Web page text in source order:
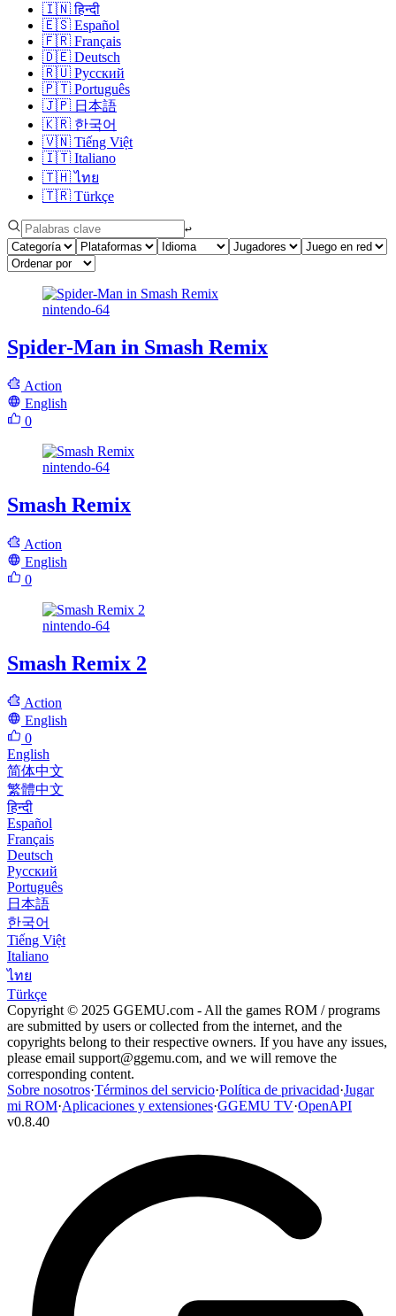
🇮🇳 हिन्दी
🇪🇸 Español
🇫🇷 Français
🇩🇪 Deutsch
🇷🇺 Русский
🇵🇹 Português
🇯🇵 日本語
🇰🇷 한국어
🇻🇳 Tiếng Việt
🇮🇹 Italiano
🇹🇭 ไทย
🇹🇷 Türkçe
↩︎
nintendo-64
Spider-Man in Smash Remix
Action
English
0
nintendo-64
Smash Remix
Action
English
0
nintendo-64
Smash Remix 2
Action
English
0
English
简体中文
繁體中文
हिन्दी
Español
Français
Deutsch
Русский
Português
日本語
한국어
Tiếng Việt
Italiano
ไทย
Türkçe
Copyright © 2025 GGEMU.com - All the games ROM / programs
are submitted by users or collected from the internet, and the
copyrights belong to their respective owners. If you have any issues,
please email support@ggemu.com, and we will remove the
corresponding content.
Sobre nosotros·Términos del servicio·Política de privacidad·Jugar
mi ROM·Aplicaciones y extensiones·GGEMU TV·OpenAPI
v0.8.40